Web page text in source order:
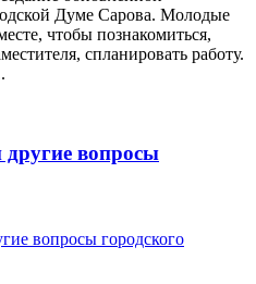
Думе Сарова. Молодые
чтобы познакомиться,
спланировать работу.
другие вопросы